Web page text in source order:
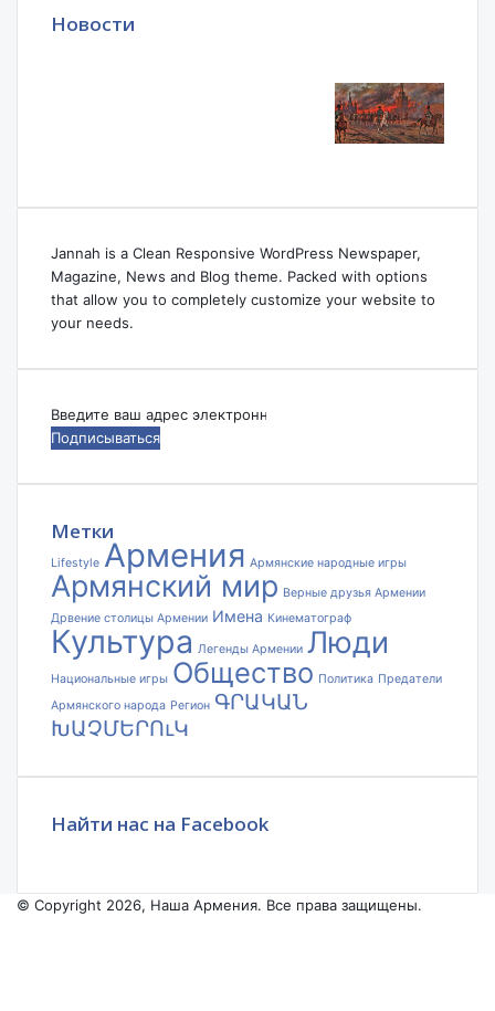
Новости
Jannah is a Clean Responsive WordPress Newspaper,
Magazine, News and Blog theme. Packed with options
that allow you to completely customize your website to
your needs.
Введите
ваш
электронной
Метки
Lifestyle Армения Армянские народные игры
Армянский мир Верные друзья Армении
Дрвение столицы Армении Имена Кинематограф
Культура Легенды Армении Люди
Национальные игры Общество Политика Предатели
Армянского народа Регион ԳՐԱԿԱՆ
ԽԱՉՄԵՐՈւԿ
Найти нас на Facebook
© Copyright 2026, Наша Армения. Все права защищены.